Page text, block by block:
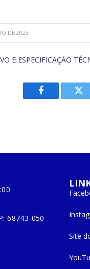
DE 2023
E ESPECIFICAÇÃO
Facebook
68743-050
Site